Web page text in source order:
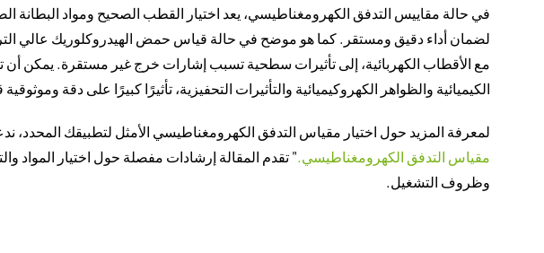
في حالة مقاييس التدفق الكهرومغناطيسي، يعد اختيار القطب الصحيح ومواد البطانة
لضمان أداء دقيق ومستقر. كما هو موضح في حالة قياس حمض الهيدروكلوريك عالي
مع الأقطاب الكهربائية، إلى تأثيرات سطحية تسبب إشارات خرج غير مستقرة. يمكن أن
الكيميائية والظواهر الكهروكيميائية والتأثيرات التحفيزية، تأثيرًا كبيرًا على دقة
لمعرفة المزيد حول اختيار مقياس التدفق الكهرومغناطيسي الأمثل لتطبيقك المحدد،
مقياس التدفق الكهرومغناطيسي." تقدم المقالة إرشادات مفصلة حول اختيار المواد
وظروف التشغيل.